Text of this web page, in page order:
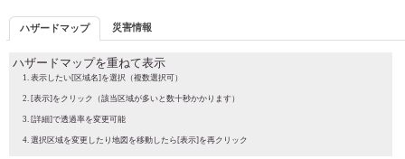
ハザードマップ 災害情報
ハザードマップを重ねて表示
表示したい[区域名]を選択（複数選択可）
[表示]をクリック（該当区域が多いと数十秒かかります）
[詳細]で透過率を変更可能
選択区域を変更したり地図を移動したら[表示]を再クリック